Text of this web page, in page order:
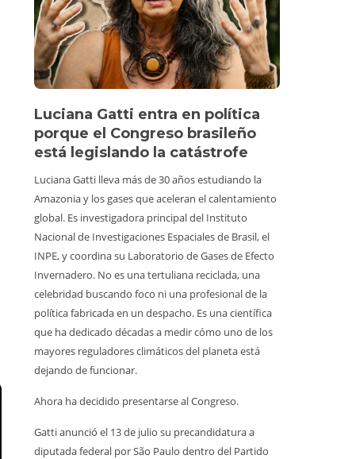
Luciana Gatti entra en política
porque el Congreso brasileño
está legislando la catástrofe
Luciana Gatti lleva más de 30 años estudiando la
Amazonia y los gases que aceleran el calentamiento
global. Es investigadora principal del Instituto
Nacional de Investigaciones Espaciales de Brasil, el
INPE, y coordina su Laboratorio de Gases de Efecto
Invernadero. No es una tertuliana reciclada, una
celebridad buscando foco ni una profesional de la
política fabricada en un despacho. Es una científica
que ha dedicado décadas a medir cómo uno de los
mayores reguladores climáticos del planeta está
dejando de funcionar.
Ahora ha decidido presentarse al Congreso.
Gatti anunció el 13 de julio su precandidatura a
diputada federal por São Paulo dentro del Partido